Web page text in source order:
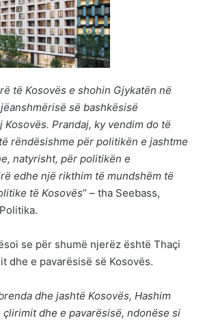
të Kosovës e shohin Gjykatën në
së bashkësisë
Prandaj, ky vendim do të
rëndësishme për politikën e jashtme
natyrisht, për politikën e
edhe një rikthim të mundshëm të
të Kosovës” – tha Seebass,
se për shumë njerëz është Thaçi
dhe e pavarësisë së Kosovës.
dhe jashtë Kosovës, Hashim
dhe e pavarësisë, ndonëse si